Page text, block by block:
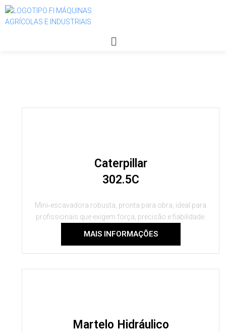
Caterpillar
302.5C
Mini‑escavadora robusta, pronta para obra, ideal para
profissionais que exigem força, precisão e fiabilidade.
MAIS INFORMAÇÕES
Martelo Hidráulico